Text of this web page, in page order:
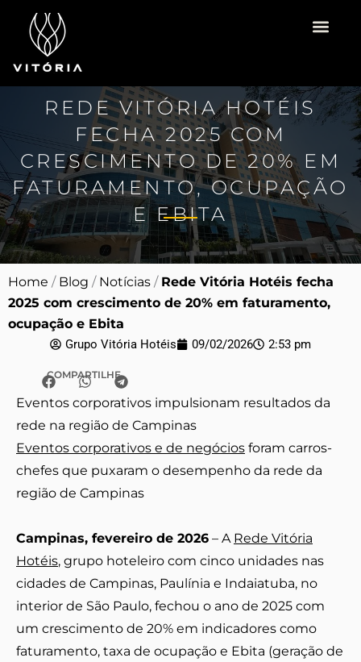
conteúdo
REDE VITÓRIA HOTÉIS
FECHA 2025 COM
CRESCIMENTO DE 20% EM
FATURAMENTO, OCUPAÇÃO
E EBITA
Home / Blog / Notícias / Rede Vitória Hotéis fecha
2025 com crescimento de 20% em faturamento,
ocupação e Ebita
Grupo Vitória Hotéis 09/02/2026 2:53 pm
COMPARTILHE
Eventos corporativos impulsionam resultados da
rede na região de Campinas
Eventos corporativos e de negócios foram carros-
chefes que puxaram o desempenho da rede da
região de Campinas
Campinas, fevereiro de 2026 – A Rede Vitória
Hotéis, grupo hoteleiro com cinco unidades nas
cidades de Campinas, Paulínia e Indaiatuba, no
interior de São Paulo, fechou o ano de 2025 com
um crescimento de 20% em indicadores como
faturamento, taxa de ocupação e Ebita (geração de